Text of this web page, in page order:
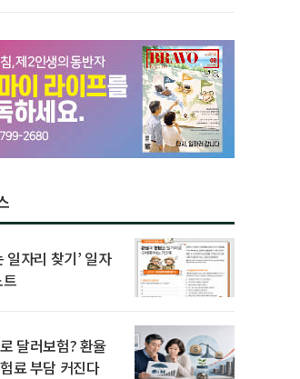
일자리 찾기’ 일자
달러보험? 환율
료 부담 커진다